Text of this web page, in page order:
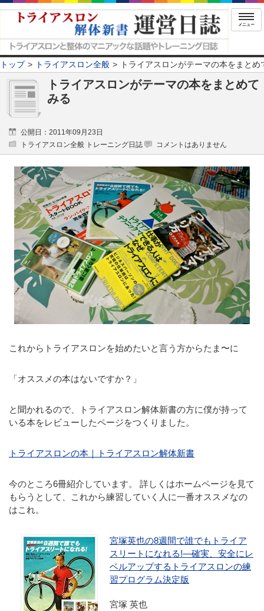
メニュー
トップ トライアスロン全般 トライアスロンがテーマの本をまとめ
トライアスロンがテーマの本をまとめて
みる
公開日：2011年09月23日
トライアスロン全般 トレーニング日誌
コメントはありません
これからトライアスロンを始めたいと言う方からたま〜に
「オススメの本はないですか？」
と聞かれるので、トライアスロン解体新書の方に僕が持って
いる本をレビューしたページをつくりました。
トライアスロンの本｜トライアスロン解体新書
今のところ6冊紹介しています。 詳しくはホームページを見て
もらうとして、これから練習していく人に一番オススメなの
はこれ。
宮塚英也の8週間で誰でもトライア
スリートになれる!―確実、安全にレ
ベルアップするトライアスロンの練
習プログラム決定版
宮塚 英也